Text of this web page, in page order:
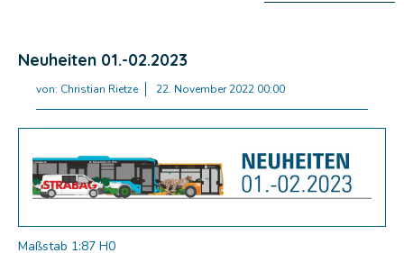
Neuheiten 01.-02.2023
von: Christian Rietze 22. November 2022 00:00
Maßstab 1:87 H0